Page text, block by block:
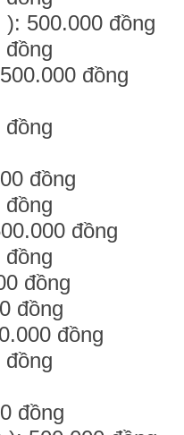
500.000 đồng
đồng
đồng
đồng
đồng
đồng
đồng
đồng